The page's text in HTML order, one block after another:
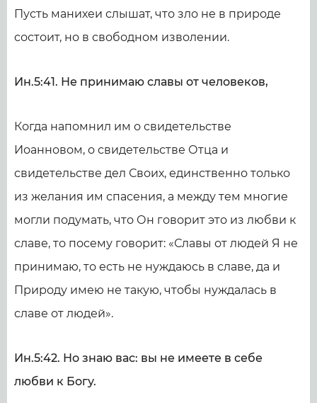
Пусть манихеи слышат, что зло не в природе
состоит, но в свободном изволении.
Ин.5:41. Не принимаю славы от человеков,
Когда напомнил им о свидетельстве
Иоанновом, о свидетельстве Отца и
свидетельстве дел Своих, единственно только
из желания им спасения, а между тем многие
могли подумать, что Он говорит это из любви к
славе, то посему говорит: «Славы от людей Я не
принимаю, то есть не нуждаюсь в славе, да и
Природу имею не такую, чтобы нуждалась в
славе от людей».
Ин.5:42. Но знаю вас: вы не имеете в себе
любви к Богу.